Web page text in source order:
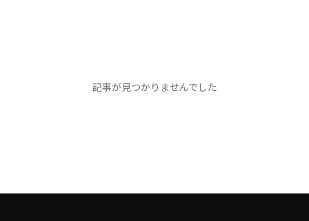
記事が見つかりませんでした